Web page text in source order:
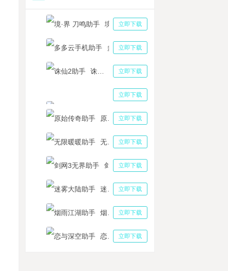
立即下载
立即下载
多多云手机助手
立即下载
立即下载
三国志战略版助手
立即下载
立即下载
立即下载
立即下载
立即下载
立即下载